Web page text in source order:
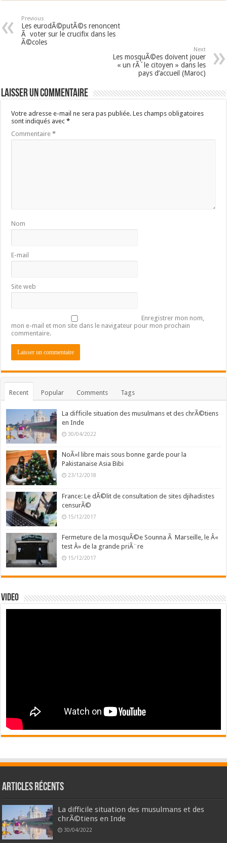
Previous
Les eurodÃ©putÃ©s renoncent
Ã voter sur le crucifix dans les
Ã©coles
Next
Les mosquÃ©es doivent jouer
« un rÃ´le citoyen » dans les
pays d’accueil (Maroc)
Laisser un commentaire
Votre adresse e-mail ne sera pas publiée. Les champs obligatoires
sont indiqués avec*
Commentaire*
Nom
E-mail
Site web
Enregistrer mon nom,
mon e-mail et mon site dans le navigateur pour mon prochain
commentaire.
Recent Popular Comments Tags
La difficile situation des musulmans et des chrÃ©tiens
en Inde
30/04/2022
NoÃ«l libre mais sous bonne garde pour la
Pakistanaise Asia Bibi
23/12/2018
France: Le dÃ©lit de consultation de sites djihadistes
censurÃ©
15/12/2017
Fermeture de la mosquÃ©e Sounna Ã Marseille, le Â«
test Â» de la grande priÃ¨re
15/12/2017
Video
Articles récents
La difficile situation des musulmans et des
chrÃ©tiens en Inde
30/04/2022